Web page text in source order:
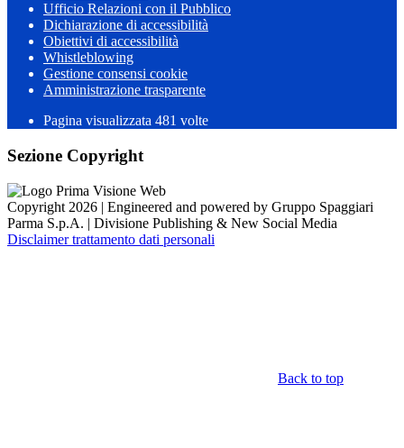
Ufficio Relazioni con il Pubblico
Dichiarazione di accessibilità
Obiettivi di accessibilità
Whistleblowing
Gestione consensi cookie
Amministrazione trasparente
Pagina visualizzata 481 volte
Sezione Copyright
Copyright 2026 | Engineered and powered by Gruppo Spaggiari
Parma S.p.A. | Divisione Publishing & New Social Media
Disclaimer trattamento dati personali
Back to top